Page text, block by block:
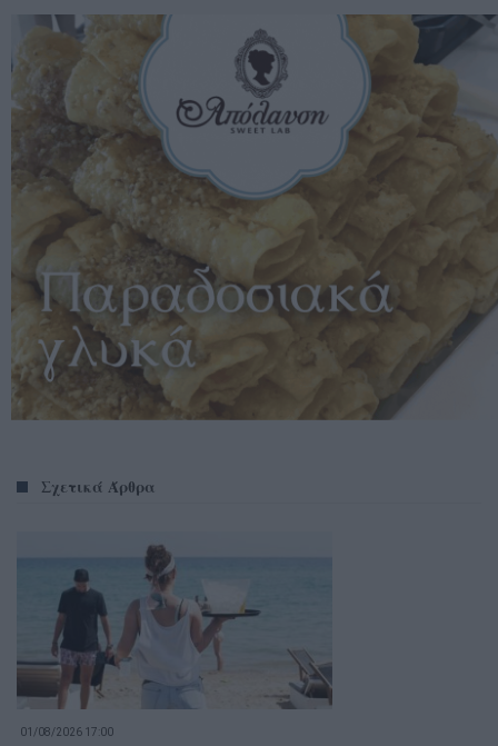
Σχετικά Άρθρα
01/08/2026 17:00